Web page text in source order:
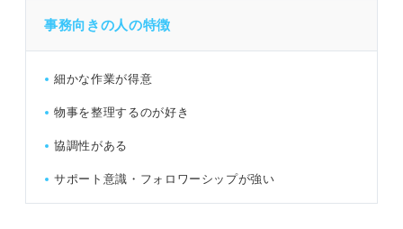
事務向きの人の特徴
細かな作業が得意
物事を整理するのが好き
協調性がある
サポート意識・フォロワーシップが強い